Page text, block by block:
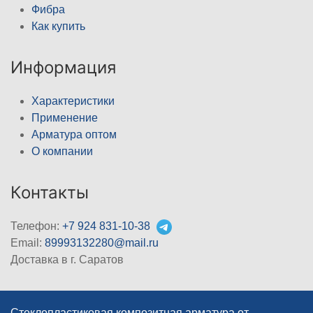
Фибра
Как купить
Информация
Характеристики
Применение
Арматура оптом
О компании
Контакты
Телефон: +7 924 831-10-38
Email: 89993132280@mail.ru
Доставка в г. Саратов